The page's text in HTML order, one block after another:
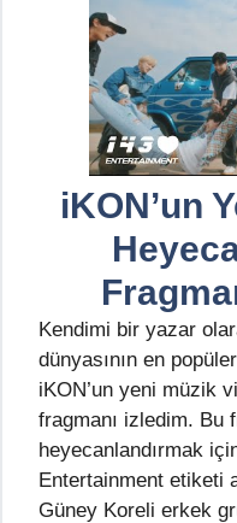
iKON’un
Kendimi bir yazar
dünyasının en
iKON’un yeni müzik
fragmanı izledim. Bu
heyecanlandırmak
Entertainment etiketi
Güney Koreli erkek